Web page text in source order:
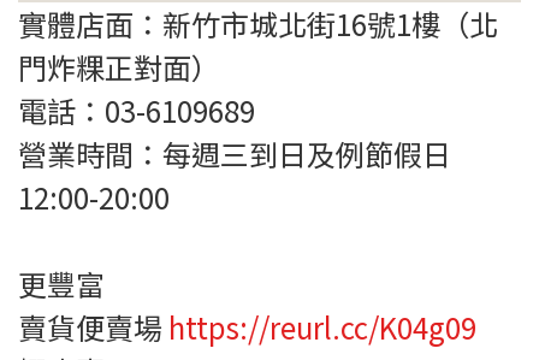
實體店面：新竹市城北街16號1樓（北
門炸粿正對面）
電話：03-6109689
營業時間：每週三到日及例節假日
12:00-20:00
更豐富
賣貨便賣場 https://reurl.cc/K04g09